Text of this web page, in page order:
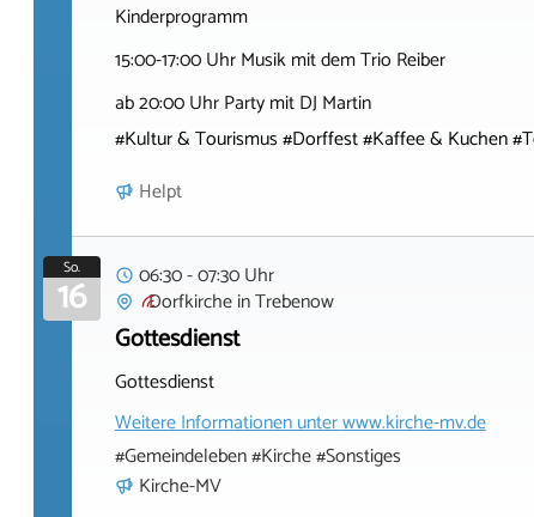
Kinderprogramm
15:00-17:00 Uhr Musik mit dem Trio Reiber
ab 20:00 Uhr Party mit DJ Martin
#Kultur & Tourismus #Dorffest #Kaffee & Kuchen
Helpt
So.
16
06:30 - 07:30 Uhr
DorfkircheinTrebenow
Gottesdienst
Gottesdienst
Weitere Informationen unterwww.kirche-mv.de
#Gemeindeleben #Kirche #Sonstiges
Kirche-MV